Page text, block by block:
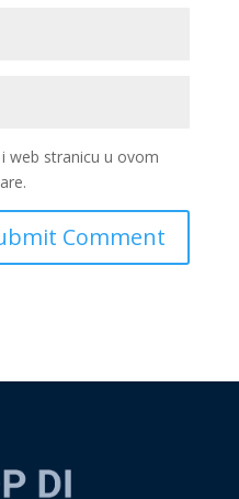
web stranicu u ovom